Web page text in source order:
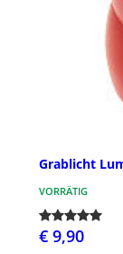
Grablicht
VORRÄTIG
€ 9,90